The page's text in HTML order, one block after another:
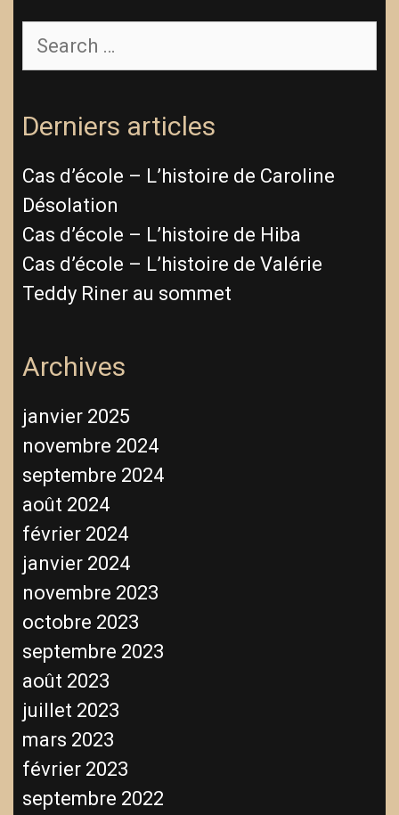
Derniers articles
Cas d’école – L’histoire de Caroline
Désolation
Cas d’école – L’histoire de Hiba
Cas d’école – L’histoire de Valérie
Teddy Riner au sommet
Archives
janvier 2025
novembre 2024
septembre 2024
août 2024
février 2024
janvier 2024
novembre 2023
octobre 2023
septembre 2023
août 2023
juillet 2023
mars 2023
février 2023
septembre 2022